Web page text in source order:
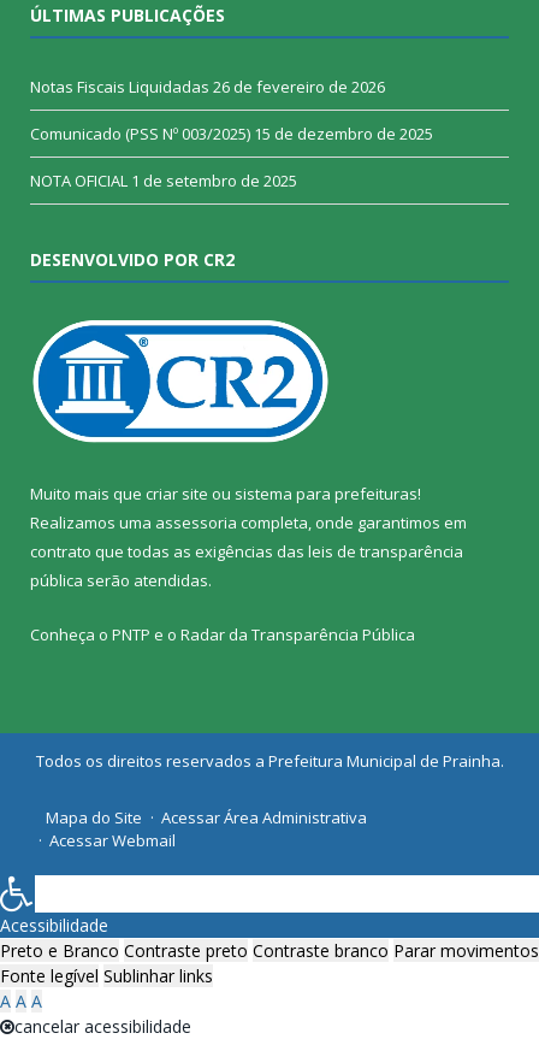
ÚLTIMAS PUBLICAÇÕES
Notas Fiscais Liquidadas 26 de fevereiro de 2026
Comunicado (PSS Nº 003/2025) 15 de dezembro de 2025
NOTA OFICIAL 1 de setembro de 2025
DESENVOLVIDO POR CR2
Muito mais que criar site ou sistema para prefeituras!
Realizamos uma assessoria completa, onde garantimos em
contrato que todas as exigências das leis de transparência
pública serão atendidas.
Conheça o PNTP e o Radar da Transparência Pública
Todos os direitos reservados a Prefeitura Municipal de Prainha.
Mapa do Site
Acessar Área Administrativa
Acessar Webmail
Acessibilidade
Preto e Branco Contraste preto Contraste branco Parar movimentos
Fonte legível Sublinhar links
A A A
cancelar acessibilidade